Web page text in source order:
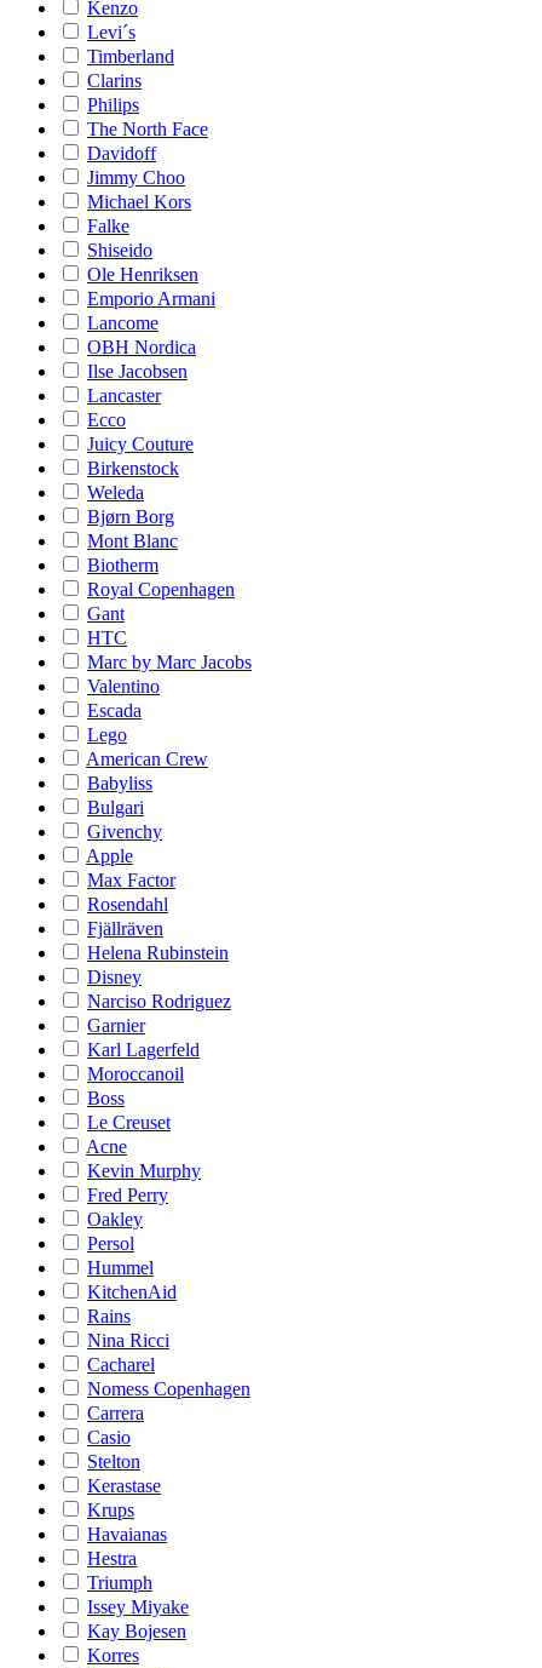
Kenzo
Levi´s
Timberland
Clarins
Philips
The North Face
Davidoff
Jimmy Choo
Michael Kors
Falke
Shiseido
Ole Henriksen
Emporio Armani
Lancome
OBH Nordica
Ilse Jacobsen
Lancaster
Ecco
Juicy Couture
Birkenstock
Weleda
Bjørn Borg
Mont Blanc
Biotherm
Royal Copenhagen
Gant
HTC
Marc by Marc Jacobs
Valentino
Escada
Lego
American Crew
Babyliss
Bulgari
Givenchy
Apple
Max Factor
Rosendahl
Fjällräven
Helena Rubinstein
Disney
Narciso Rodriguez
Garnier
Karl Lagerfeld
Moroccanoil
Boss
Le Creuset
Acne
Kevin Murphy
Fred Perry
Oakley
Persol
Hummel
KitchenAid
Rains
Nina Ricci
Cacharel
Nomess Copenhagen
Carrera
Casio
Stelton
Kerastase
Krups
Havaianas
Hestra
Triumph
Issey Miyake
Kay Bojesen
Korres